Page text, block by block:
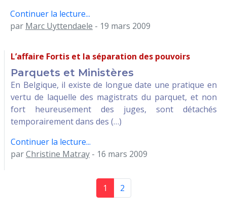
Continuer la lecture...
par Marc Uyttendaele - 19 mars 2009
L’affaire Fortis et la séparation des pouvoirs
Parquets et Ministères
En Belgique, il existe de longue date une pratique en
vertu de laquelle des magistrats du parquet, et non
fort heureusement des juges, sont détachés
temporairement dans des (…)
Continuer la lecture...
parChristine Matray - 16 mars 2009
1 2